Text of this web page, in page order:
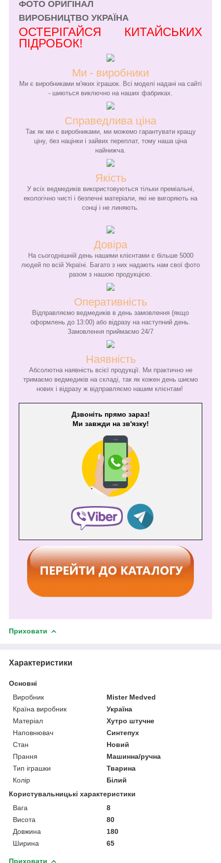
ФОТО ОРИГІНАЛ
ВИРОБНИЦТВО УКРАЇНА
ОСТЕРІГАЙСЯ КИТАЙСЬКИХ
ПІДРОБОК!
Ми - виробники
Ми є виробниками м'яких іграшок. Всі моделі надані на сайті
- шиються виключно на наших фабриках.
Справедлива ціна
Так як ми є виробниками, ми можемо гарантувати кращу
ціну, без націнки і зайвих переплат, тому наша ціна
найнижча.
Якість
У всіх ведмедиків використовуються тільки преміальні,
екологічно чисті і безпечні матеріали, які не вигоряють на
сонці і не линяють.
Довіра
На сьогоднішній день нашими клієнтами є більше 5000
людей по всій Україні. Багато з них надають нам свої фото
разом з нашою продукцією.
Оперативність
Відправляємо ведмедиків в день замовлення (якщо
оформлень до 13:00) або відразу на наступний день.
Замовлення приймаємо 24/7
Наявність
Абсолютна наявність всієї продукції. Ми практично не
тримаємо ведмедиків на складі, так як кожен день шиємо
нових і відразу ж відправляємо нашим клієнтам!
Дзвоніть прямо зараз!
Ми завжди на зв'язку!
Приховати
Характеристики
Основні
Виробник
Mister Medved
Країна виробник
Україна
Матеріал
Хутро штучне
Наповнювач
Синтепух
Стан
Новий
Прання
Машинна/ручна
Тип іграшки
Тварина
Колір
Білий
Користувальницькі характеристики
Вага
8
Висота
80
Довжина
180
Ширина
65
Приховати